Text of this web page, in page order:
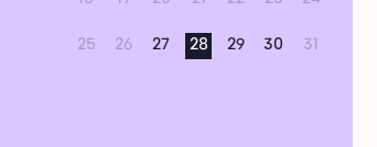
25 26 27 28 29 30 31